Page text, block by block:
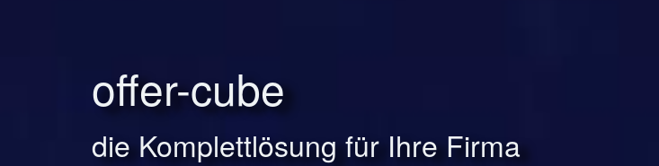
offer-cube
die Komplettlösung für Ihre Firma